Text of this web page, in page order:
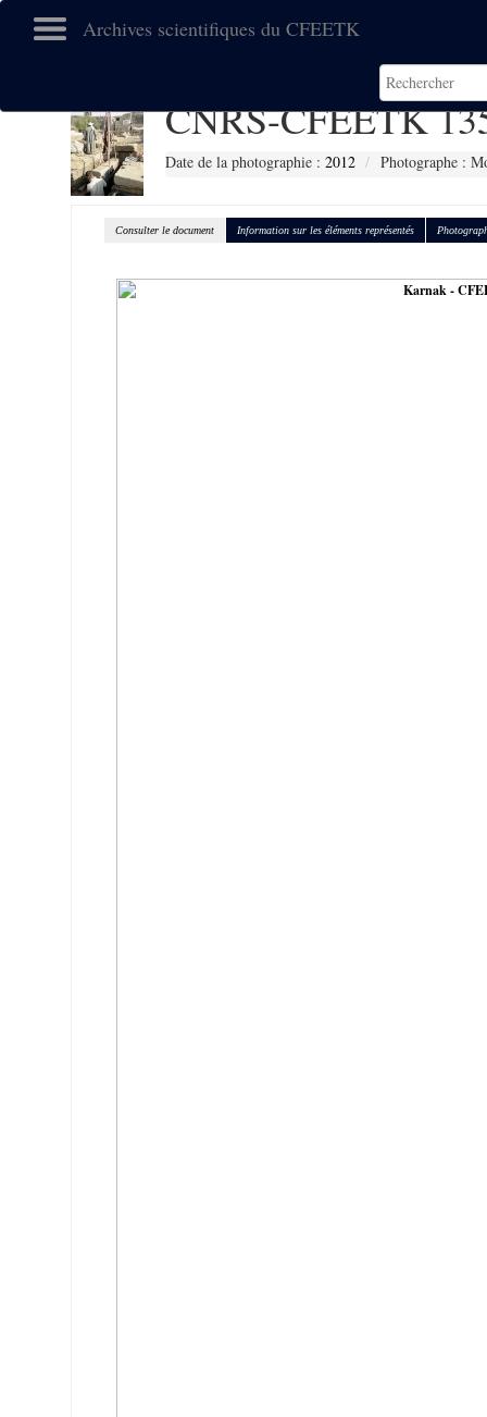
Archives scientifiques du CFEETK
CNRS-CFEETK
Date de la photographie : 2012 Photographe :
Consulter le document Information sur les éléments représentés